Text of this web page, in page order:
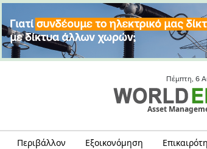
Πέμπτη, 6
Asset
Περιβάλλον Εξοικονόμηση